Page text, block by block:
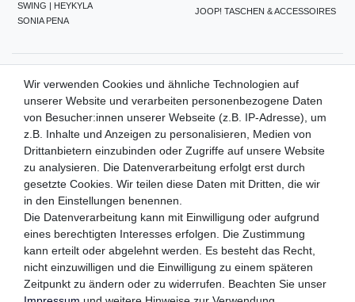
SWING | HEYKYLA
SONIA PENA
JOOP! TASCHEN & ACCESSOIRES
ZAHLUNGSMETHODEN
WIR VERSENDEN MIT
QUALITÄTSVERSPRECHEN
FOLGEN SIE UNS
Wir verwenden Cookies und ähnliche Technologien auf
unserer Website und verarbeiten personenbezogene Daten
von Besucher:innen unserer Webseite (z.B. IP-Adresse), um
z.B. Inhalte und Anzeigen zu personalisieren, Medien von
Drittanbietern einzubinden oder Zugriffe auf unsere Website
zu analysieren. Die Datenverarbeitung erfolgt erst durch
gesetzte Cookies. Wir teilen diese Daten mit Dritten, die wir
in den Einstellungen benennen.
Die Datenverarbeitung kann mit Einwilligung oder aufgrund
eines berechtigten Interesses erfolgen. Die Zustimmung
kann erteilt oder abgelehnt werden. Es besteht das Recht,
nicht einzuwilligen und die Einwilligung zu einem späteren
Zeitpunkt zu ändern oder zu widerrufen. Beachten Sie unser